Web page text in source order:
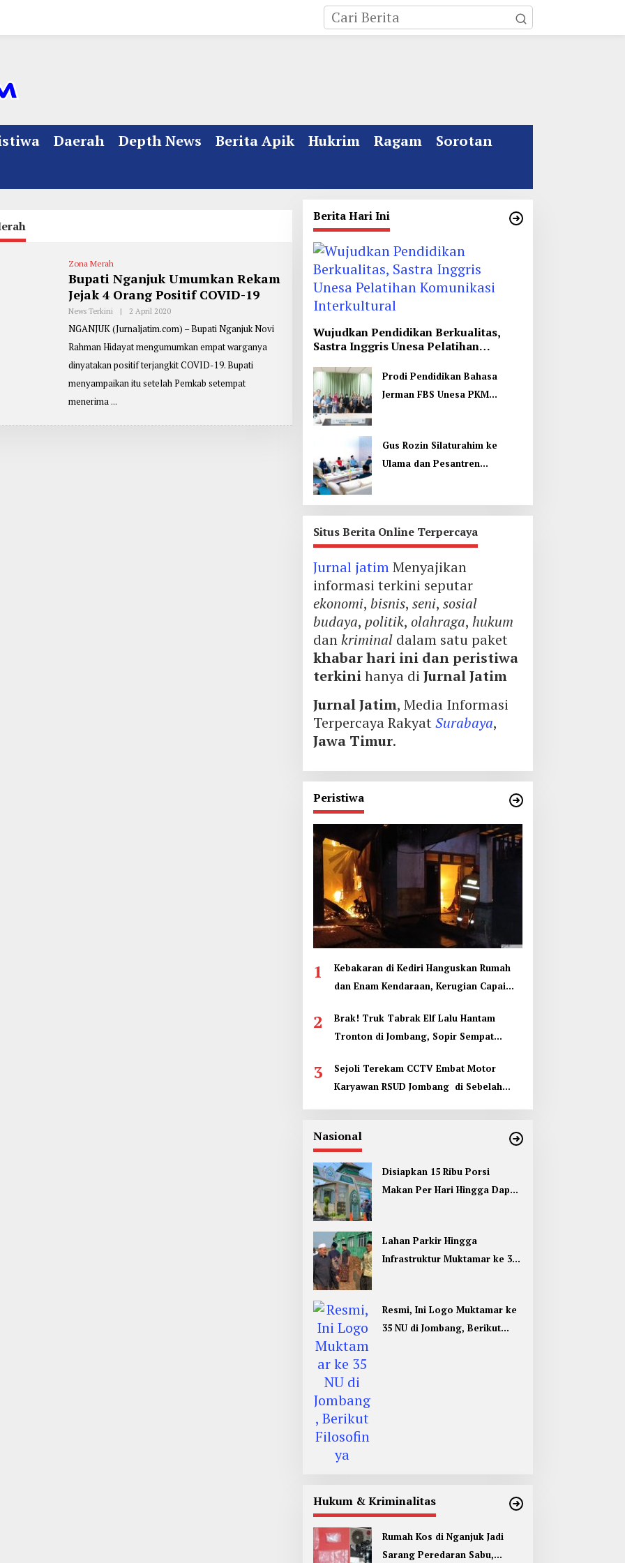
Daerah Depth News Berita Apik Hukrim Ragam
Sorotan
Zona Merah
Bupati Nganjuk Umumkan Rekam
Jejak 4 Orang Positif COVID-19
News Terkini | 2 April 2020O
E
P
E
N
U
L
NGANJUK (Jurnaljatim.com) – Bupati Nganjuk Novi
Rahman Hidayat mengumumkan empat warganya
dinyatakan positif terjangkit COVID-19. Bupati
menyampaikan itu setelah Pemkab setempat
menerima
Berita Hari Ini
Wujudkan Pendidikan Berkualitas,
Sastra Inggris Unesa Pelatihan
Prodi Pendidikan Bahasa
Jerman FBS Unesa PKM
Gus Rozin Silaturahim ke
Ulama dan Pesantren
Situs Berita Online Terpercaya
Jurnal jatimMenyajikan
informasi terkini seputar
ekonomi, bisnis, seni, sosial
budaya, politik, olahraga, hukum
dankriminaldalam satu paket
khabar hari ini dan peristiwa
terkinihanya di Jurnal Jatim
Jurnal Jatim, Media Informasi
Terpercaya RakyatSurabaya,
Jawa Timur.
Peristiwa
1
Kebakaran di Kediri Hanguskan Rumah
dan Enam Kendaraan, Kerugian Capai
2
Brak! Truk Tabrak Elf Lalu Hantam
Tronton di Jombang, Sopir Sempat
3
Sejoli Terekam CCTV Embat Motor
Karyawan RSUD Jombang di Sebelah
Nasional
Disiapkan 15 Ribu Porsi
Makan Per Hari Hingga Dapur
Lahan Parkir Hingga
Infrastruktur Muktamar ke 35
Resmi, Ini Logo Muktamar ke
35 NU di Jombang, Berikut
Hukum & Kriminalitas
Rumah Kos di Nganjuk Jadi
Sarang Peredaran Sabu,